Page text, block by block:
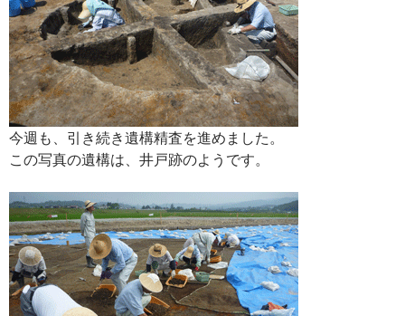
今週も、引き続き遺構精査を進めました。
この写真の遺構は、井戸跡のようです。